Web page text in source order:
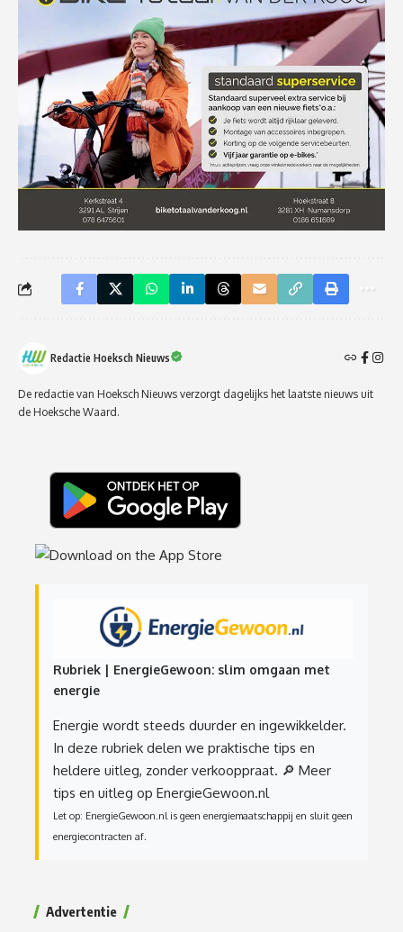
Redactie Hoeksch Nieuws
De redactie van Hoeksch Nieuws verzorgt dagelijks het laatste nieuws uit
de Hoeksche Waard.
Rubriek | EnergieGewoon: slim omgaan met
energie
Energie wordt steeds duurder en ingewikkelder.
In deze rubriek delen we praktische tips en
heldere uitleg, zonder verkooppraat. 🔎 Meer
tips en uitleg op EnergieGewoon.nl
Let op: EnergieGewoon.nl is geen energiemaatschappij en sluit geen
energiecontracten af.
Advertentie